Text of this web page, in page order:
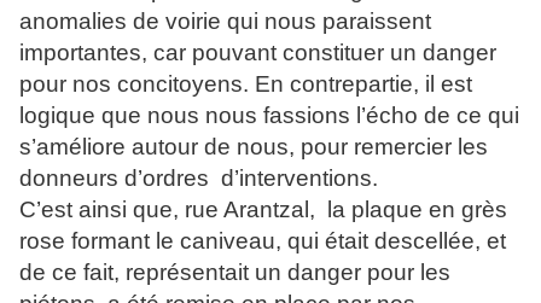
anomalies de voirie qui nous paraissent
importantes, car pouvant constituer un danger
pour nos concitoyens. En contrepartie, il est
logique que nous nous fassions l’écho de ce qui
s’améliore autour de nous, pour remercier les
donneurs d’ordres d’interventions.
C’est ainsi que, rue Arantzal, la plaque en grès
rose formant le caniveau, qui était descellée, et
de ce fait, représentait un danger pour les